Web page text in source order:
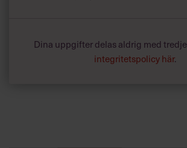
Dina uppgifter delas aldrig med
integritetspolicy här.